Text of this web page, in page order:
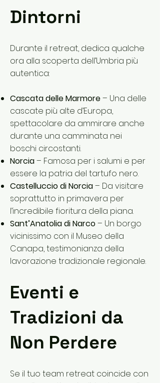
Dintorni
Durante il retreat, dedica qualche
ora alla scoperta dell’Umbria più
autentica:
Cascata delle Marmore– Una delle
cascate più alte d’Europa,
spettacolare da ammirare anche
durante una camminata nei
boschi circostanti.
Norcia– Famosa per i salumi e per
essere la patria del tartufo nero.
Castelluccio di Norcia– Da visitare
soprattutto in primavera per
l’incredibile fioritura della piana.
Sant’Anatolia di Narco– Un borgo
vicinissimo con il Museo della
Canapa, testimonianza della
lavorazione tradizionale regionale.
Eventi e
Tradizioni da
Non Perdere
Se il tuo team retreat coincide con